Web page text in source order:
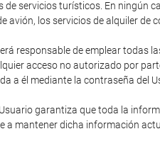
de servicios turísticos. En ningún
avión, los servicios de alquiler de
responsable de emplear todas
acceso no autorizado por
a él mediante la contraseña del
garantiza que toda la
a mantener dicha información